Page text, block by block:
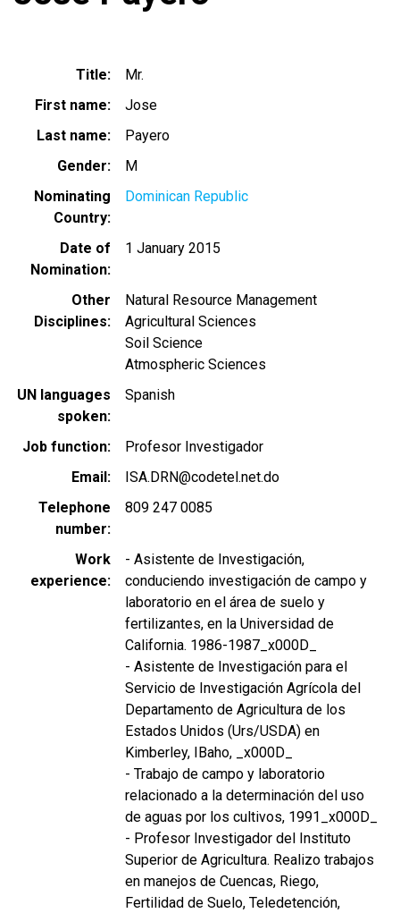
Title
Mr.
First name
Jose
Last name
Payero
Gender
M
Nominating
Country
Dominican Republic
Date of
Nomination
1 January 2015
Other
Disciplines
Natural Resource Management
Agricultural Sciences
Soil Science
Atmospheric Sciences
UN languages
spoken
Spanish
Job function
Profesor Investigador
Email
ISA.DRN@codetel.net.do
Telephone
number
809 247 0085
Work
experience
- Asistente de Investigación,
conduciendo investigación de campo y
laboratorio en el área de suelo y
fertilizantes, en la Universidad de
California. 1986-1987_x000D_
- Asistente de Investigación para el
Servicio de Investigación Agrícola del
Departamento de Agricultura de los
Estados Unidos (Urs/USDA) en
Kimberley, IBaho, _x000D_
- Trabajo de campo y laboratorio
relacionado a la determinación del uso
de aguas por los cultivos, 1991_x000D_
- Profesor Investigador del Instituto
Superior de Agricultura. Realizo trabajos
en manejos de Cuencas, Riego,
Fertilidad de Suelo, Teledetención,